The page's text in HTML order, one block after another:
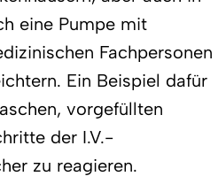
eine Pumpe mit
Fachpersonen
Ein Beispiel dafür
vorgefüllten
der I.V.-
zu reagieren.